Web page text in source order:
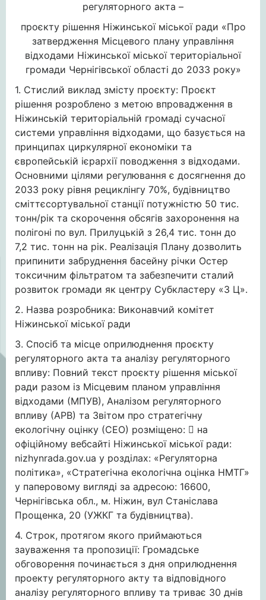
регуляторного акта –
проєкту рішення Ніжинської міської ради «Про
затвердження Місцевого плану управління
відходами Ніжинської міської територіальної
громади Чернігівської області до 2033 року»
1. Стислий виклад змісту проєкту: Проєкт
рішення розроблено з метою впровадження в
Ніжинській територіальній громаді сучасної
системи управління відходами, що базується на
принципах циркулярної економіки та
європейській ієрархії поводження з відходами.
Основними цілями регулювання є досягнення до
2033 року рівня рециклінгу 70%, будівництво
сміттєсортувальної станції потужністю 50 тис.
тонн/рік та скорочення обсягів захоронення на
полігоні по вул. Прилуцькій з 26,4 тис. тонн до
7,2 тис. тонн на рік. Реалізація Плану дозволить
припинити забруднення басейну річки Остер
токсичним фільтратом та забезпечити сталий
розвиток громади як центру Субкластеру «3 Ц».
2. Назва розробника: Виконавчий комітет
Ніжинської міської ради
3. Спосіб та місце оприлюднення проєкту
регуляторного акта та аналізу регуляторного
впливу: Повний текст проєкту рішення міської
ради разом із Місцевим планом управління
відходами (МПУВ), Аналізом регуляторного
впливу (АРВ) та Звітом про стратегічну
екологічну оцінку (СЕО) розміщено:  на
офіційному вебсайті Ніжинської міської ради:
nizhynrada.gov.ua у розділах: «Регуляторна
політика», «Стратегічна екологічна оцінка НМТГ»
у паперовому вигляді за адресою: 16600,
Чернігівська обл., м. Ніжин, вул Станіслава
Прощенка, 20 (УЖКГ та будівництва).
4. Строк, протягом якого приймаються
зауваження та пропозиції: Громадське
обговорення починається з дня оприлюднення
проекту регуляторного акту та відповідного
аналізу регуляторного впливу та триває 30 днів